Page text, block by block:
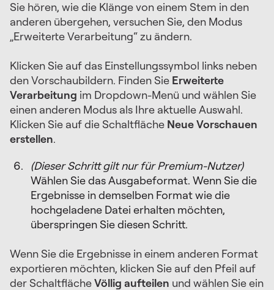
Sie hören, wie die Klänge von einem Stem in den
anderen übergehen, versuchen Sie, den Modus
„Erweiterte Verarbeitung“ zu ändern.
Klicken Sie auf das Einstellungssymbol links neben
den Vorschaubildern. Finden Sie Erweiterte
Verarbeitung im Dropdown-Menü und wählen Sie
einen anderen Modus als Ihre aktuelle Auswahl.
Klicken Sie auf die Schaltfläche Neue Vorschauen
erstellen.
(Dieser Schritt gilt nur für Premium-Nutzer)
Wählen Sie das Ausgabeformat. Wenn Sie die
Ergebnisse in demselben Format wie die
hochgeladene Datei erhalten möchten,
überspringen Sie diesen Schritt.
Wenn Sie die Ergebnisse in einem anderen Format
exportieren möchten, klicken Sie auf den Pfeil auf
der SchaltflächeVöllig aufteilen und wählen Sie ein